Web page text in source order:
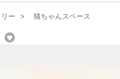
ー 猫ちゃんスペース